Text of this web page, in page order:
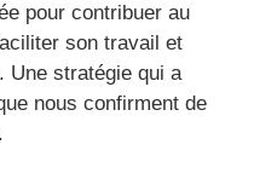
pour contribuer au
son travail et
Une stratégie qui a
nous confirment de